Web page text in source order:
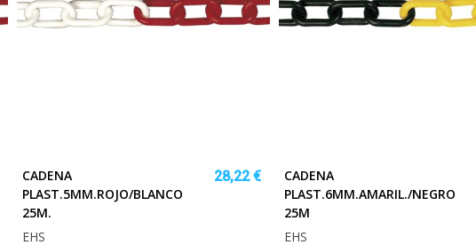
CADENA
PLAST.5MM.ROJO/BLANCO
25M.
28,22 €
EHS
CADENA
PLAST.6MM.AMARIL./NEGRO
25M
EHS